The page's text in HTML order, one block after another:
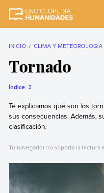
completa y más
INICIO CLIMA Y METEOROLOGÍA
Tornado
Índice
Te explicamos qué son los
sus consecuencias. Además,
clasificación.
Tu navegador no soporta la lectura